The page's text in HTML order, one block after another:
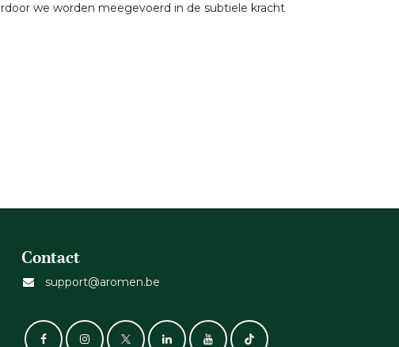
we worden meegevoerd in de subtiele kracht
Contact
support@aromen.be